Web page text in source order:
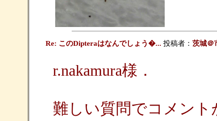
Re: このDipteraはなんでしょう�... 投稿者： 茨城＠
r.nakamura様．
難しい質問でコメン